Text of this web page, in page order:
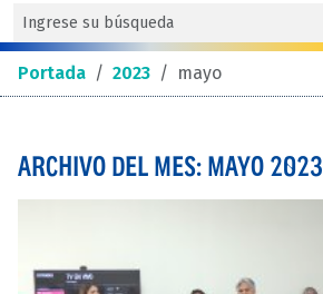
Portada / 2023 / mayo
ARCHIVO DEL MES: MAYO 2023